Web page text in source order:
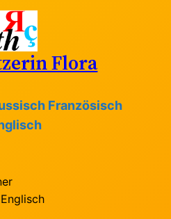
Flora
Französisch